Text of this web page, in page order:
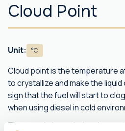
Cloud Point
Unit: °C
Cloud point is the temperature
to crystallize and make the
sign that the fuel will start to
when using diesel in cold
The sample is cooled under